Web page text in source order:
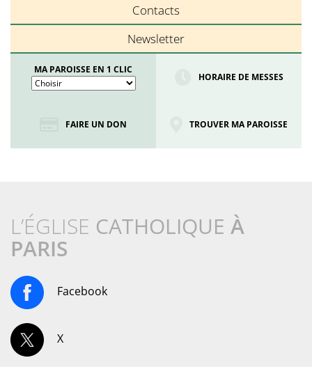
Contacts
Newsletter
MA PAROISSE EN 1 CLIC
HORAIRE DE MESSES
FAIRE UN DON TROUVER MA PAROISSE
L’ÉGLISE CATHOLIQUE À
PARIS
Facebook
X